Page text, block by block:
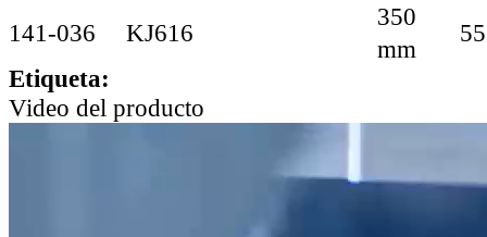
141-036 KJ616
350
mm
Etiqueta:
Video del producto